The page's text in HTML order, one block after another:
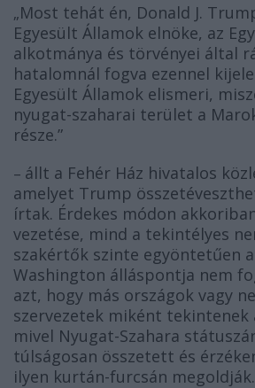
„Most tehát én, Donald J.
Egyesült Államok elnöke, az
alkotmánya és törvényei által
hatalomnál fogva ezennel
Egyesült Államok elismeri,
nyugat-szaharai terület a
része.”
– állt a Fehér Ház hivatalos
amelyet Trump
írtak. Érdekes módon
vezetése, mind a tekintélyes
szakértők szinte egyöntetűen
Washington álláspontja nem
azt, hogy más országok vagy
szervezetek miként tekintenek
mivel Nyugat-Szahara
túlságosan összetett és
ilyen kurtán-furcsán megoldják.